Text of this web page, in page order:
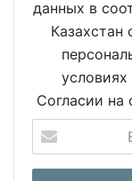
данных в
Согласии на